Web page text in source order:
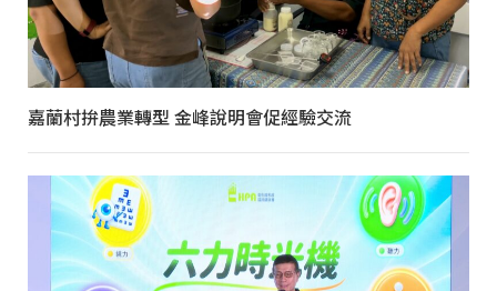
嘉蘭村拚農業轉型 金峰說明會促經驗交流